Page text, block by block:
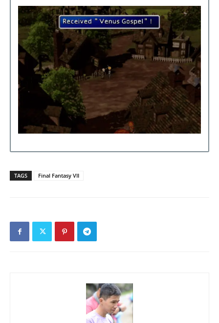
TAGS Final Fantasy VII